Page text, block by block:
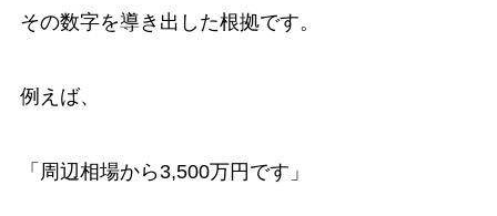
その数字を導き出した根拠です。
例えば、
「周辺相場から3,500万円です」